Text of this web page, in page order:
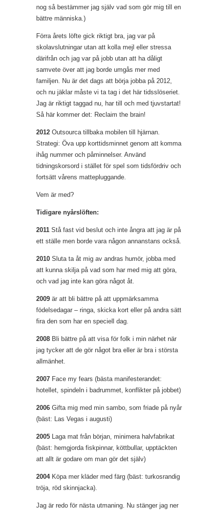
nog så bestämmer jag själv vad som gör mig till en
bättre människa.)
Förra årets löfte gick riktigt bra, jag var på
skolavslutningar utan att kolla mejl eller stressa
därifrån och jag var på jobb utan att ha dåligt
samvete över att jag borde umgås mer med
familjen. Nu är det dags att börja jobba på 2012,
och nu jäklar måste vi ta tag i det här tidsslöseriet.
Jag är riktigt taggad nu, har till och med tjuvstartat!
Så här kommer det: Reclaim the brain!
2012 Outsourca tillbaka mobilen till hjärnan.
Strategi: Öva upp korttidsminnet genom att komma
ihåg nummer och påminnelser. Använd
tidningskorsord i stället för spel som tidsfördriv och
fortsätt vårens mattepluggande.
Vem är med?
Tidigare nyårslöften:
2011 Stå fast vid beslut och inte ångra att jag är på
ett ställe men borde vara någon annanstans också.
2010 Sluta ta åt mig av andras humör, jobba med
att kunna skilja på vad som har med mig att göra,
och vad jag inte kan göra något åt.
2009 är att bli bättre på att uppmärksamma
födelsedagar – ringa, skicka kort eller på andra sätt
fira den som har en speciell dag.
2008 Bli bättre på att visa för folk i min närhet när
jag tycker att de gör något bra eller är bra i största
allmänhet.
2007 Face my fears (bästa manifesterandet:
hotellet, spindeln i badrummet, konflikter på jobbet)
2006 Gifta mig med min sambo, som friade på nyår
(bäst: Las Vegas i augusti)
2005 Laga mat från början, minimera halvfabrikat
(bäst: hemgjorda fiskpinnar, köttbullar, upptäckten
att allt är godare om man gör det själv)
2004Köpa mer kläder med färg (bäst: turkosrandig
tröja, röd skinnjacka).
Jag är redo för nästa utmaning. Nu stänger jag ner